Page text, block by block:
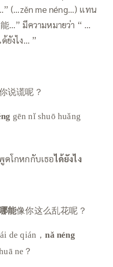
(…zěn me néng…) แทน
…” มีความหมายว่า “ …
ยังไง… ”
说谎呢？
gēn nǐ shuō huǎng
ดโกหกกับเธอได้ยังไง
能像你这么乱花呢？
de qián，nǎ néng
ne？